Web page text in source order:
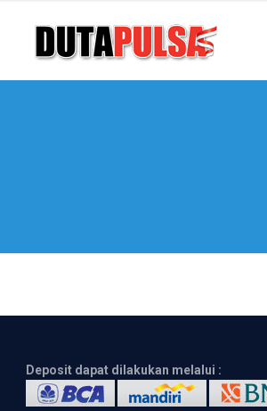
Deposit dapat dilakukan melalui :